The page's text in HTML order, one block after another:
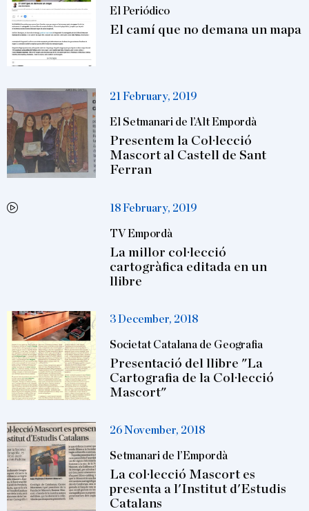
El Periódico
El camí que no demana un mapa
21 February, 2019
El Setmanari de l’Alt Empordà
Presentem la Col·lecció
Mascort al Castell de Sant
Ferran
18 February, 2019
TV Empordà
La millor col·lecció
cartogràfica editada en un
llibre
3 December, 2018
Societat Catalana de Geografia
Presentació del llibre "La
Cartografia de la Col·lecció
Mascort"
26 November, 2018
Setmanari de l’Empordà
La col·lecció Mascort es
presenta a l'Institut d'Estudis
Catalans